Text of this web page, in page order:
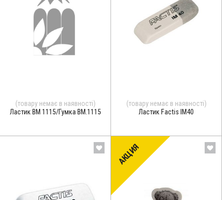
(товару немає в наявності)
Ластик BM 1115/Гумка ВМ.1115
(товару немає в наявності)
Ластик Factis ІМ40
АКЦИЯ